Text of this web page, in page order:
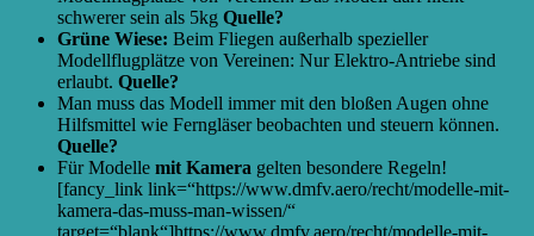
schwerer sein als 5kg Quelle?
Grüne Wiese: Beim Fliegen außerhalb spezieller
Modellflugplätze von Vereinen: Nur Elektro-Antriebe sind
erlaubt. Quelle?
Man muss das Modell immer mit den bloßen Augen ohne
Hilfsmittel wie Ferngläser beobachten und steuern können.
Quelle?
Für Modelle mit Kamera gelten besondere Regeln!
[fancy_link link=“https://www.dmfv.aero/recht/modelle-mit-
kamera-das-muss-man-wissen/“
target=“blank“]https://www.dmfv.aero/recht/modelle-mit-